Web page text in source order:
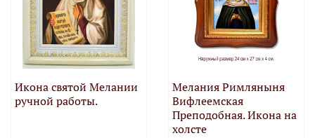
Икона святой Мелании
ручной работы.
Мелания Римляныня
Вифлеемская
Преподобная. Икона на
холсте